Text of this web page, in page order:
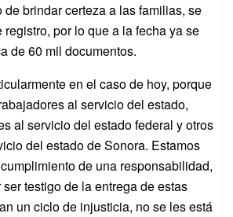
brindar certeza a las familias, se
por lo que a la fecha ya se
de 60 mil documentos.
en el caso de hoy, porque
al servicio del estado,
al servicio del estado federal y otros
del estado de Sonora. Estamos
de una responsabilidad,
testigo de la entrega de estas
un ciclo de injusticia, no se les está